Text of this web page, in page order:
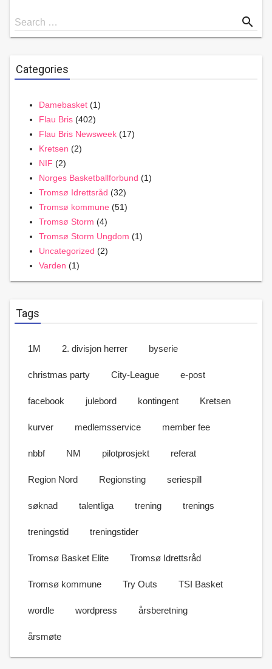
Search
for
Search … search
Categories
Damebasket (1)
Flau Bris (402)
Flau Bris Newsweek (17)
Kretsen (2)
NIF (2)
Norges Basketballforbund (1)
Tromsø Idrettsråd (32)
Tromsø kommune (51)
Tromsø Storm (4)
Tromsø Storm Ungdom (1)
Uncategorized (2)
Varden (1)
Tags
1M 2. divisjon herrer byserie
christmas party City-League e-post
facebook julebord kontingent Kretsen
kurver medlemsservice member fee
nbbf NM pilotprosjekt referat
Region Nord Regionsting seriespill
søknad talentliga trening trenings
treningstid treningstider
Tromsø Basket Elite Tromsø Idrettsråd
Tromsø kommune Try Outs TSI Basket
wordle wordpress årsberetning
årsmøte